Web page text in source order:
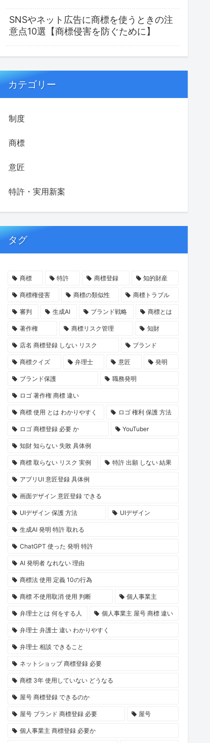
SNSやネット広告に商標を使うときの注
意点10選【商標侵害を防ぐために】
カテゴリー
制度
商標
意匠
特許・実用新案
タグ
商標 特許 商標登録 知的財産
商標権侵害 商標の類似性 商標トラブル
審判 生成AI ブランド戦略 商標とは
著作権 商標リスク管理 知財
店名 商標登録 しない リスク ブランド
商標クイズ 弁理士 意匠 発明
ブランド保護 職務発明
ロゴ 著作権 商標 違い
商標 使用 とは わかりやすく ロゴ 権利 保護 方法
ロゴ 商標登録 必要 か YouTuber
知財 知らない 失敗 具体例
商標 取らない リスク 実例 特許 出願 しない 結果
アプリUI 意匠登録 具体例
画面デザイン 意匠登録 できる
UIデザイン 保護 方法 UIデザイン
生成AI 発明 特許 取れる
ChatGPT 使った 発明 特許
AI 発明者 なれない 理由
商標法 使用 定義 10の行為
商標 不使用取消 使用 判断 個人事業主
弁理士とは 何をする人 個人事業主 屋号 商標 違い
弁理士 弁護士 違い わかりやすく
弁理士 相談 できること
ネットショップ 商標登録 必要
商標 3年 使用していない どうなる
屋号 商標登録 できるのか
屋号 ブランド 商標登録 必要 屋号
個人事業主 商標登録 必要か